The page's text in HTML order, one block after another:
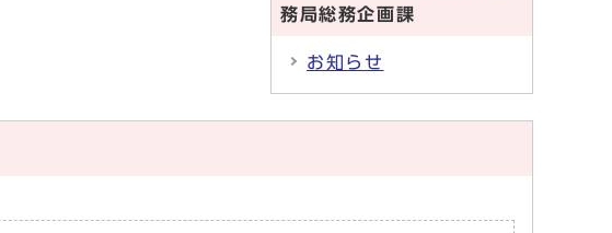
務局総務企画課
お知らせ